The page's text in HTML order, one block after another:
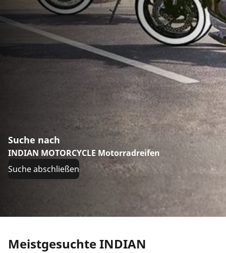
Suche nach
INDIAN MOTORCYCLE Motorradreifen
Suche abschließen
Meistgesuchte INDIAN